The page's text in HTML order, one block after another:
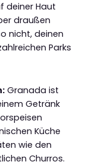
deiner Haut
draußen
nicht, deinen
Parks
Granada ist
Getränk
Küche
wie den
Churros.